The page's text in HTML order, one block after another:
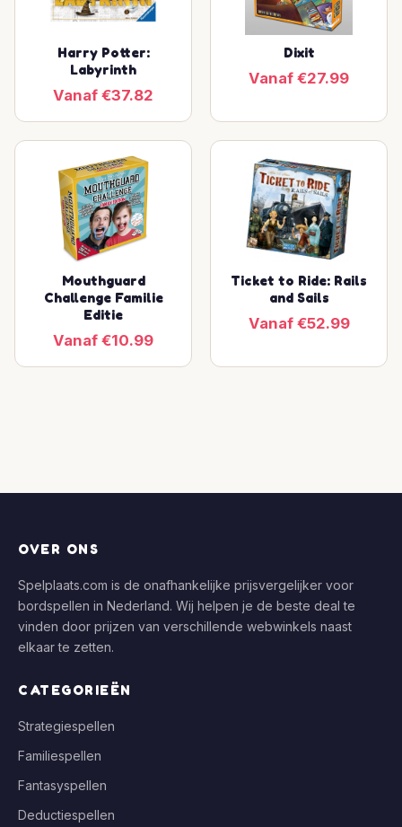
Harry Potter:
Labyrinth
Vanaf €37.82
Dixit
Vanaf €27.99
Mouthguard
Challenge Familie
Editie
Vanaf €10.99
Ticket to Ride: Rails
and Sails
Vanaf €52.99
OVER ONS
Spelplaats.com is de onafhankelijke prijsvergelijker voor
bordspellen in Nederland. Wij helpen je de beste deal te
vinden door prijzen van verschillende webwinkels naast
elkaar te zetten.
CATEGORIEËN
Strategiespellen
Familiespellen
Fantasyspellen
Deductiespellen